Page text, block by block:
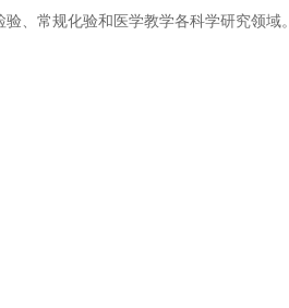
、常规化验和医学教学各科学研究领域。